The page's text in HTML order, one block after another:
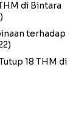
di Bintara
terhadap
18 THM di